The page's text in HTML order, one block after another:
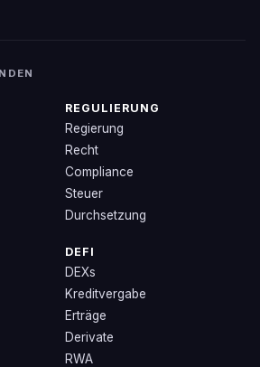
REGULIERUNG
Regierung
Recht
Compliance
Steuer
Durchsetzung
DEFI
DEXs
Kreditvergabe
Erträge
Derivate
RWA